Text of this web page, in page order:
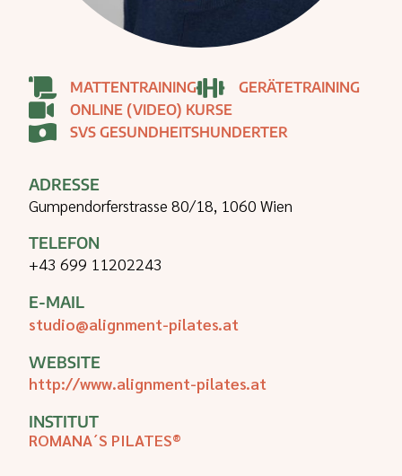
MATTENTRAINING
GERÄTETRAINING
ONLINE (VIDEO) KURSE
SVS GESUNDHEITSHUNDERTER
ADRESSE
Gumpendorferstrasse 80/18, 1060 Wien
TELEFON
+43 699 11202243
E-MAIL
studio@alignment-pilates.at
WEBSITE
http://www.alignment-pilates.at
INSTITUT
ROMANA´S PILATES®